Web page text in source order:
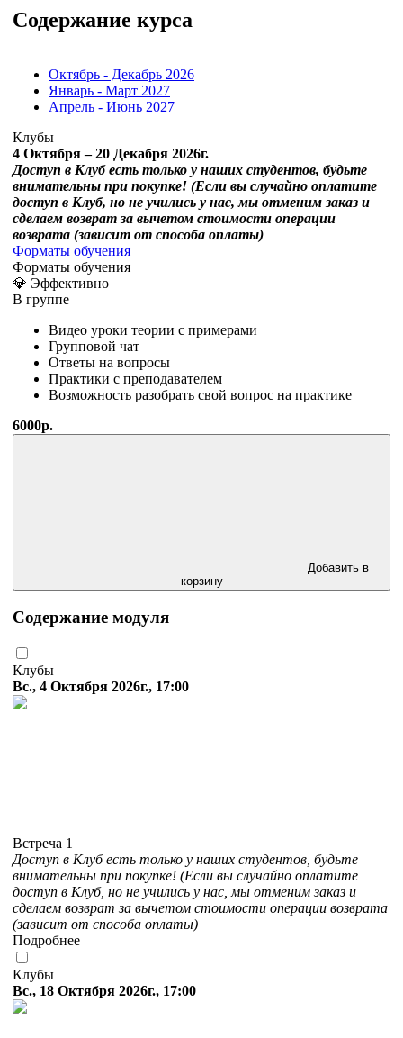
Содержание курса
Октябрь - Декабрь 2026
Январь - Март 2027
Апрель - Июнь 2027
Клубы
4 Октября – 20 Декабря 2026г.
Доступ в Клуб есть только у наших студентов, будьте
внимательны при покупке! (Если вы случайно оплатите
доступ в Клуб, но не учились у нас, мы отменим заказ и
сделаем возврат за вычетом стоимости операции
возврата (зависит от способа оплаты)
Форматы обучения
Форматы обучения
💎 Эффективно
В группе
Видео уроки теории с примерами
Групповой чат
Ответы на вопросы
Практики с преподавателем
Возможность разобрать свой вопрос на практике
6000р.
Добавить в
корзину
Содержание модуля
Клубы
Вс., 4 Октября 2026г., 17:00
Встреча 1
Доступ в Клуб есть только у наших студентов, будьте
внимательны при покупке! (Если вы случайно оплатите
доступ в Клуб, но не учились у нас, мы отменим заказ и
сделаем возврат за вычетом стоимости операции возврата
(зависит от способа оплаты)
Подробнее
Клубы
Вс., 18 Октября 2026г., 17:00